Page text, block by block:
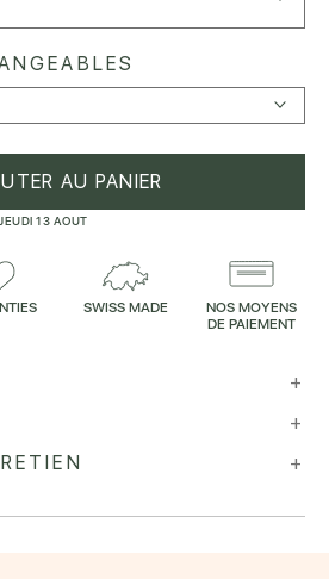
AU PANIER
13 AOUT
SWISS MADE
NOS MOYENS
DE PAIEMENT
+
+
+